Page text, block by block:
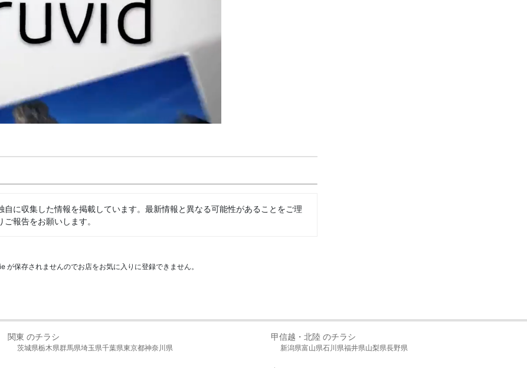
に収集した情報を掲載しています。最新情報と異なる可能性があることをご理
ご報告をお願いします。
保存されませんのでお店をお気に入りに登録できません。
関東 のチラシ
茨城県栃木県群馬県埼玉県千葉県東京都神奈川県
甲信越・北陸 のチラシ
新潟県富山県石川県福井県山梨県長野県